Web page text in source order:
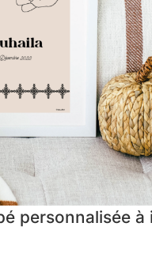
personnalisée à